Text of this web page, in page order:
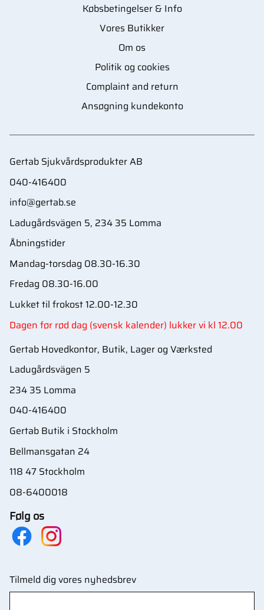
Købsbetingelser & Info
Vores Butikker
Om os
Politik og cookies
Complaint and return
Ansøgning kundekonto
Gertab Sjukvårdsprodukter AB
040-416400
info@gertab.se
Ladugårdsvägen 5, 234 35 Lomma
Åbningstider
Mandag-torsdag 08.30-16.30
Fredag 08.30-16.00
Lukket til frokost 12.00-12.30
Dagen før rød dag (svensk kalender) lukker vi kl 12.00
Gertab Hovedkontor, Butik, Lager og Værksted
Ladugårdsvägen 5
234 35 Lomma
040-416400
Gertab Butik i Stockholm
Bellmansgatan 24
118 47 Stockholm
08-6400018
Følg os
Tilmeld dig vores nyhedsbrev